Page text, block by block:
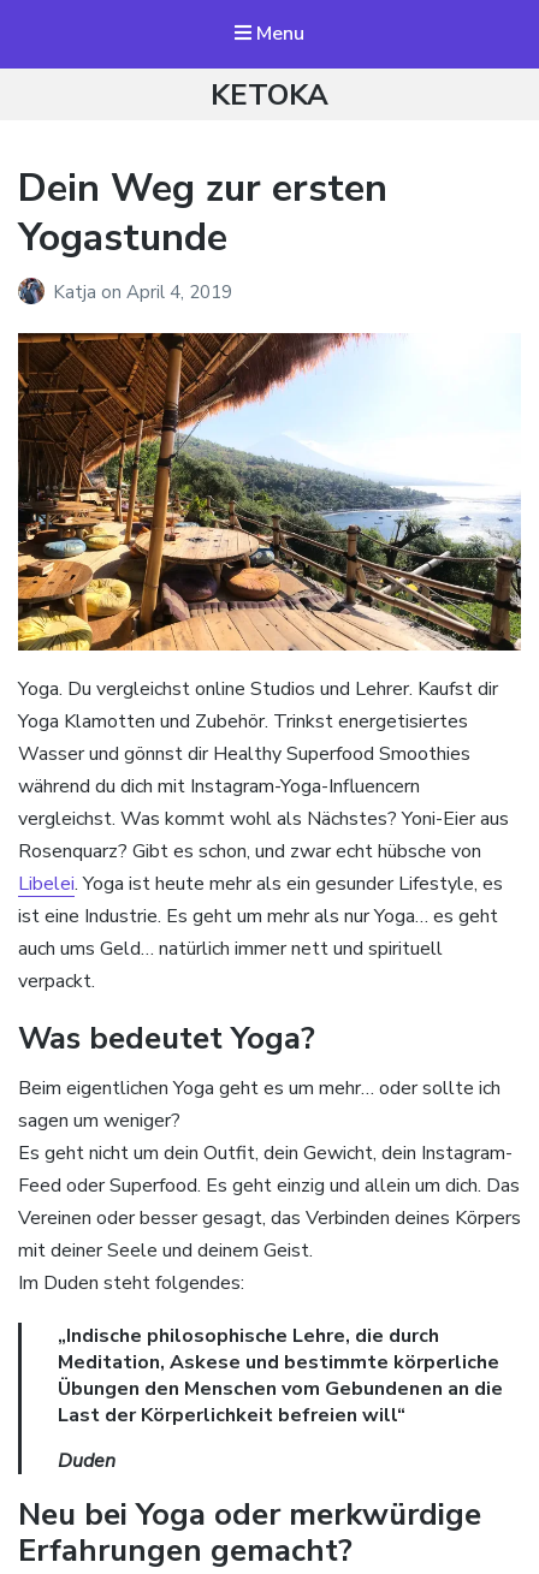
Menu
KETOKA
Dein Weg zur ersten
Yogastunde
Katja on April 4, 2019
Yoga. Du vergleichst online Studios und Lehrer. Kaufst dir
Yoga Klamotten und Zubehör. Trinkst energetisiertes
Wasser und gönnst dir Healthy Superfood Smoothies
während du dich mit Instagram-Yoga-Influencern
vergleichst. Was kommt wohl als Nächstes? Yoni-Eier aus
Rosenquarz? Gibt es schon, und zwar echt hübsche von
Libelei. Yoga ist heute mehr als ein gesunder Lifestyle, es
ist eine Industrie. Es geht um mehr als nur Yoga… es geht
auch ums Geld… natürlich immer nett und spirituell
verpackt.
Was bedeutet Yoga?
Beim eigentlichen Yoga geht es um mehr… oder sollte ich
sagen um weniger?
Es geht nicht um dein Outfit, dein Gewicht, dein Instagram-
Feed oder Superfood. Es geht einzig und allein um dich. Das
Vereinen oder besser gesagt, das Verbinden deines Körpers
mit deiner Seele und deinem Geist.
Im Duden steht folgendes:
„Indische philosophische Lehre, die durch
Meditation, Askese und bestimmte körperliche
Übungen den Menschen vom Gebundenen an die
Last der Körperlichkeit befreien will“
Duden
Neu bei Yoga oder merkwürdige
Erfahrungen gemacht?